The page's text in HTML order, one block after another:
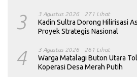
3 3 Agustus 2026 271 Lihat
Kadin Sultra Dorong Hilirisasi
Proyek Strategis Nasional
4 3 Agustus 2026 261 Lihat
Warga Matalagi Buton Utara
Koperasi Desa Merah Putih